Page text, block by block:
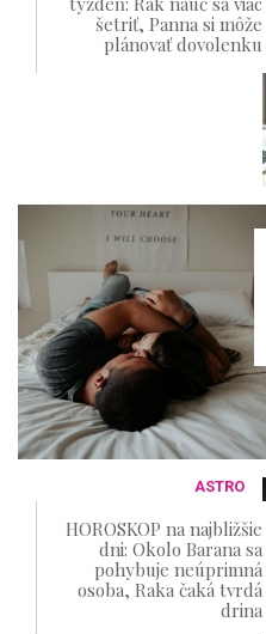
šetriť, Panna si môže
plánovať dovolenku
ASTRO
HOROSKOP na najbližšie
dni: Okolo Barana sa
pohybuje neúprimná
osoba, Raka čaká tvrdá
drina